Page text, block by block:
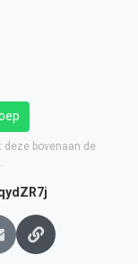
deze bovenaan de